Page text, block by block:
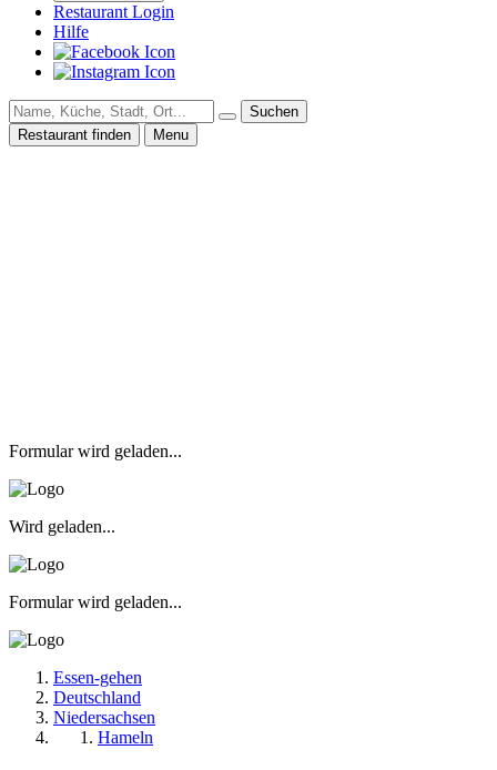
Restaurant Login
Hilfe
Suchen
Restaurant finden
Menu
Formular wird geladen...
Wird geladen...
Formular wird geladen...
Essen-gehen
Deutschland
Niedersachsen
Hameln